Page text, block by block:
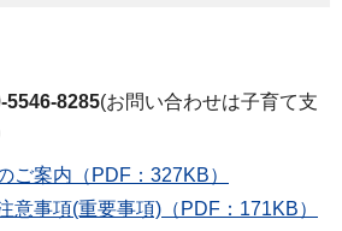
8285(お問い合わせは子育て支
ご案内（PDF：327KB）
意事項(重要事項)（PDF：171KB）